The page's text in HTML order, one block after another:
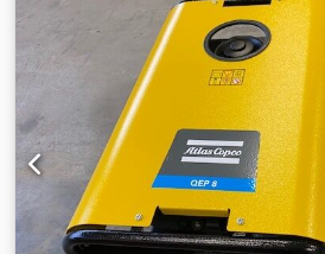
l/s, 1,63 m³/min Motorvermogen:
Motortoerental: 2885 t/min Gewicht:
Stroomvoorziening: 400 V, 50 Hz, 3
klasse: 8573-1 Klasse 0 Uitrusting:
Air System™, voorzien van
Ierf Besturing: Elektronikon
wordt geen aansprakelijkheid
volledigheid en actualiteit van de